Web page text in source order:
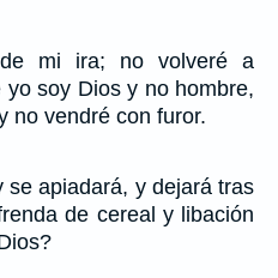
mi ira; no volveré a
soy Dios y no hombre,
no vendré con furor.
apiadará, y dejará tras
de cereal y libación